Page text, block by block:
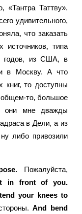
удивительного,
что заказать
источников, типа
годов, из США, в
в Москву. А что
книг, то доступны
общем-то, большое
они мне дважды
в Дели, а из
либо привозили
Пожалуйста,
Join your feet in front of you.
your knees to
And bend